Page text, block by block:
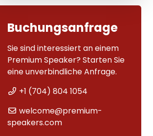
Buchungsanfrage
Sie sind interessiert an einem
Premium Speaker? Starten Sie
eine unverbindliche Anfrage.
+1 (704) 804 1054
welcome@premium-
speakers.com